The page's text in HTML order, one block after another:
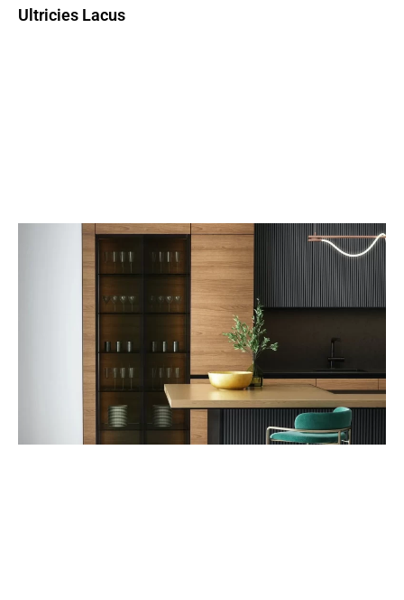
Ultricies Lacus